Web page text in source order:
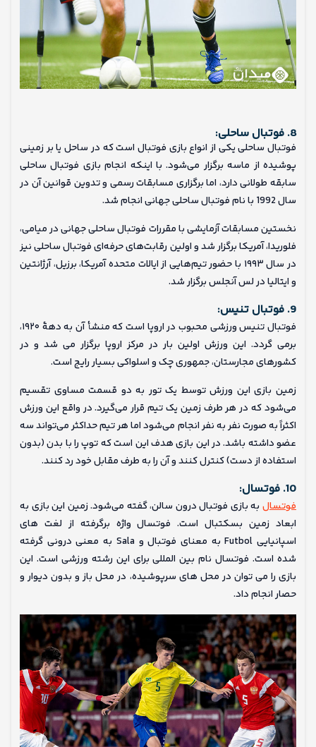
8. فوتبال ساحلی:
فوتبال ساحلی یکی از انواع بازی فوتبال است که در ساحل یا بر زمینی
پوشیده از ماسه برگزار می‌شود. با اینکه انجام بازی فوتبال ساحلی
سابقه طولانی دارد، اما برگزاری مسابقات رسمی و تدوین قوانین آن در
سال 1992 با نام فوتبال ساحلی جهانی انجام شد.
نخستین مسابقات آزمایشی با مقررات فوتبال ساحلی جهانی در میامی،
فلوریدا، آمریکا برگزار شد و اولین رقابت‌های حرفه‌ای فوتبال ساحلی نیز
در سال ۱۹۹۳ با حضور تیم‌هایی از ایالات متحده آمریکا، برزیل، آرژانتین
و ایتالیا در لس آنجلس برگزار شد.
9. فوتبال تنیس:
فوتبال تنیس ورزشی محبوب در اروپا است که منشأ آن به دههٔ ۱۹۲۰،
برمی گردد. این ورزش اولین بار در مرکز اروپا برگزار می شد و در
کشورهای مجارستان، جمهوری چک و اسلواکی بسیار رایج است.
زمین بازی این ورزش توسط یک تور به دو قسمت مساوی تقسیم
می‌شود که در هر طرف زمین یک تیم قرار می‌گیرد. در واقع این ورزش
اکثراً به صورت نفر به نفر انجام می‌شود اما هر تیم حداکثر می‌تواند سه
عضو داشته باشد. در این بازی هدف این است که توپ را با بدن (بدون
استفاده از دست) کنترل کنند و آن را به طرف مقابل خود رد کنند.
10. فوتسال:
فوتسال به بازی فوتبال درون سالن، گفته می‌شود. زمین این بازی به
ابعاد زمین بسکتبال است. فوتسال واژه برگرفته از لغت های
اسپانیایی Futbol به معنای فوتبال و Sala به معنی درونی گرفته
شده است. فوتسال نام بین المللی برای این رشته ورزشی است. این
بازی را می توان در محل های سرپوشیده، در محل باز و بدون دیوار و
حصار انجام داد.